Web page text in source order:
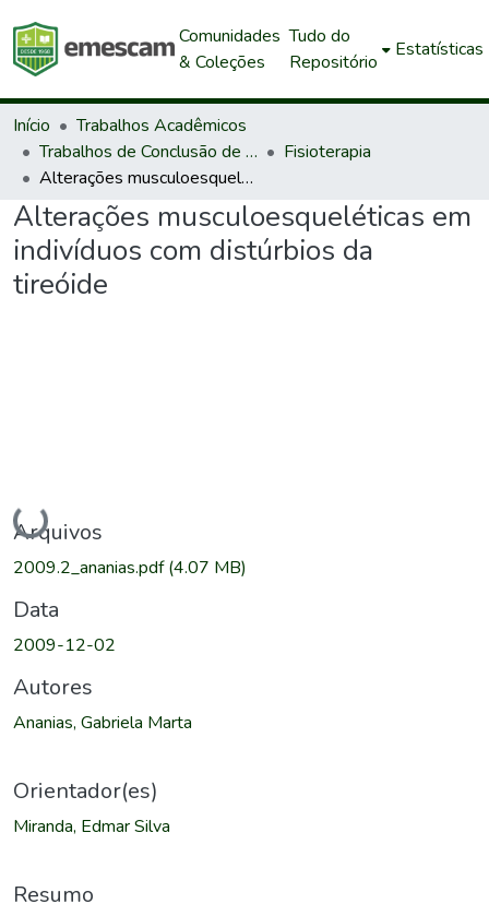
Comunidades
& Coleções
Tudo do
Repositório
Estatísticas
Início
Trabalhos Acadêmicos
Trabalhos de Conclusão de Curso de Graduação
Fisioterapia
Alterações musculoesqueléticas em indivíduos com distúrbios da tireóide
Alterações musculoesqueléticas em
indivíduos com distúrbios da
tireóide
Carregando...
Arquivos
2009.2_ananias.pdf(4.07 MB)
Data
2009-12-02
Autores
Ananias, Gabriela Marta
Orientador(es)
Miranda, Edmar Silva
Resumo